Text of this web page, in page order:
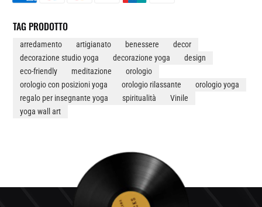
VINILE
TAG PRODOTTO
arredamento artigianato benessere
decor
decorazione studio yoga
decorazione yoga
design
eco-friendly
meditazione
orologio
orologio con posizioni yoga
orologio rilassante
orologio yoga
regalo per insegnante yoga
spiritualità
Vinile
yoga wall art